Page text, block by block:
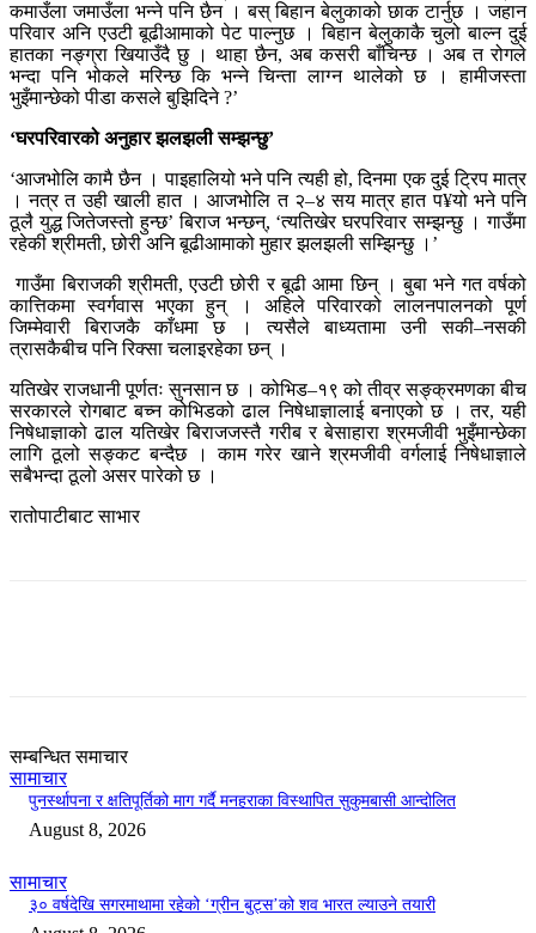
कमाउँला जमाउँला भन्ने पनि छैन । बस् बिहान बेलुकाको छाक टार्नुछ । जहान
परिवार अनि एउटी बूढीआमाको पेट पाल्नुछ । बिहान बेलुकाकै चुलो बाल्न दुई
हातका नङ्ग्रा खियाउँदै छु । थाहा छैन, अब कसरी बाँचिन्छ । अब त रोगले
भन्दा पनि भोकले मरिन्छ कि भन्ने चिन्ता लाग्न थालेको छ । हामीजस्ता
भुइँमान्छेको पीडा कसले बुझिदिने ?’
‘घरपरिवारको अनुहार झलझली सम्झन्छु’
‘आजभोलि कामै छैन । पाइहालियो भने पनि त्यही हो, दिनमा एक दुई ट्रिप मात्र
। नत्र त उही खाली हात । आजभोलि त २–४ सय मात्र हात प¥यो भने पनि
ठूलै युद्ध जितेजस्तो हुन्छ’ बिराज भन्छन्, ‘त्यतिखेर घरपरिवार सम्झन्छु । गाउँमा
रहेकी श्रीमती, छोरी अनि बूढीआमाको मुहार झलझली सम्झिन्छु ।’
गाउँमा बिराजकी श्रीमती, एउटी छोरी र बूढी आमा छिन् । बुबा भने गत वर्षको
कात्तिकमा स्वर्गवास भएका हुन् । अहिले परिवारको लालनपालनको पूर्ण
जिम्मेवारी बिराजकै काँधमा छ । त्यसैले बाध्यतामा उनी सकी–नसकी
त्रासकैबीच पनि रिक्सा चलाइरहेका छन् ।
यतिखेर राजधानी पूर्णतः सुनसान छ । कोभिड–१९ को तीव्र सङ्क्रमणका बीच
सरकारले रोगबाट बच्न कोभिडको ढाल निषेधाज्ञालाई बनाएको छ । तर, यही
निषेधाज्ञाको ढाल यतिखेर बिराजजस्तै गरीब र बेसाहारा श्रमजीवी भुइँमान्छेका
लागि ठूलो सङ्कट बन्दैछ । काम गरेर खाने श्रमजीवी वर्गलाई निषेधाज्ञाले
सबैभन्दा ठूलो असर पारेको छ ।
रातोपाटीबाट साभार
सम्बन्धित समाचार
सामाचार
पुनर्स्थापना र क्षतिपूर्तिको माग गर्दै मनहराका विस्थापित सुकुमबासी आन्दोलित
August 8, 2026
सामाचार
३० वर्षदेखि सगरमाथामा रहेको ‘ग्रीन बुट्स’को शव भारत ल्याउने तयारी